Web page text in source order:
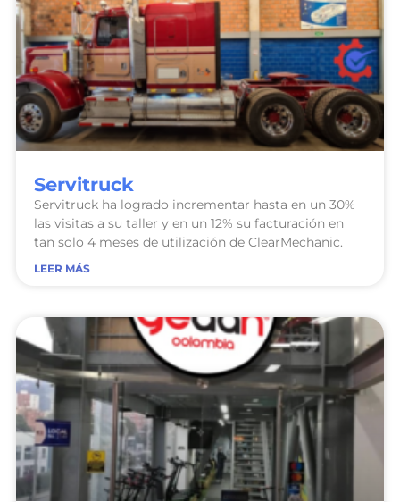
Servitruck
Servitruck ha logrado incrementar hasta en un 30%
las visitas a su taller y en un 12% su facturación en
tan solo 4 meses de utilización de ClearMechanic.
LEER MÁS